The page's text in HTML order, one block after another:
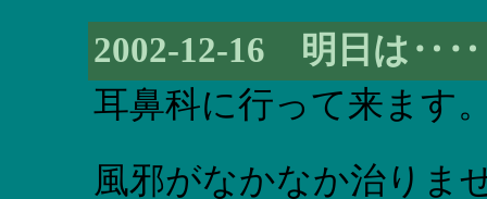
2002-12-16 明日は‥‥
耳鼻科に行って来ます
風邪がなかなか治りま